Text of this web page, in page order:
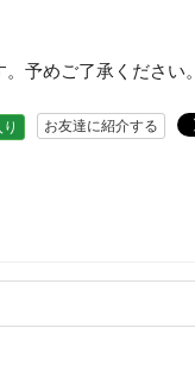
予めご了承ください。
お友達に紹介する